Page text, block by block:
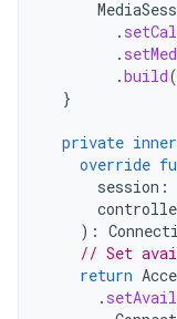
.
.
.build
}
private inner
override
session :
):
// Set
return
.